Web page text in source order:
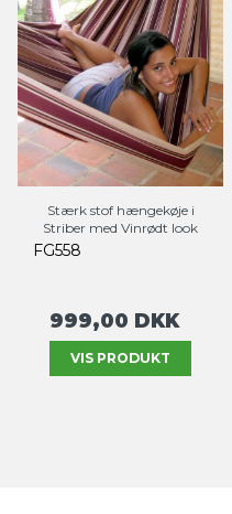
Stærk stof hængekøje i
Striber med Vinrødt look
FG558
999,00 DKK
VIS PRODUKT